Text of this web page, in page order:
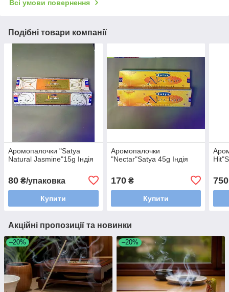
Всі умови повернення
Подібні товари компанії
Аромопалочки "Satya
Natural Jasmine"15g Індія
80 ₴/упаковка
Купити
Аромопалочки
"Nectar"Satya 45g Індія
170₴
Купити
750
Акційні пропозиції та новинки
–20% –20%